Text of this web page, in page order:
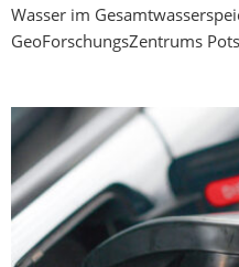
Wasser im
GeoForschungsZentrums